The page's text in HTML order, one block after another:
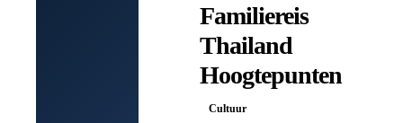
Familiereis
Thailand
Hoogtepunten
Cultuur